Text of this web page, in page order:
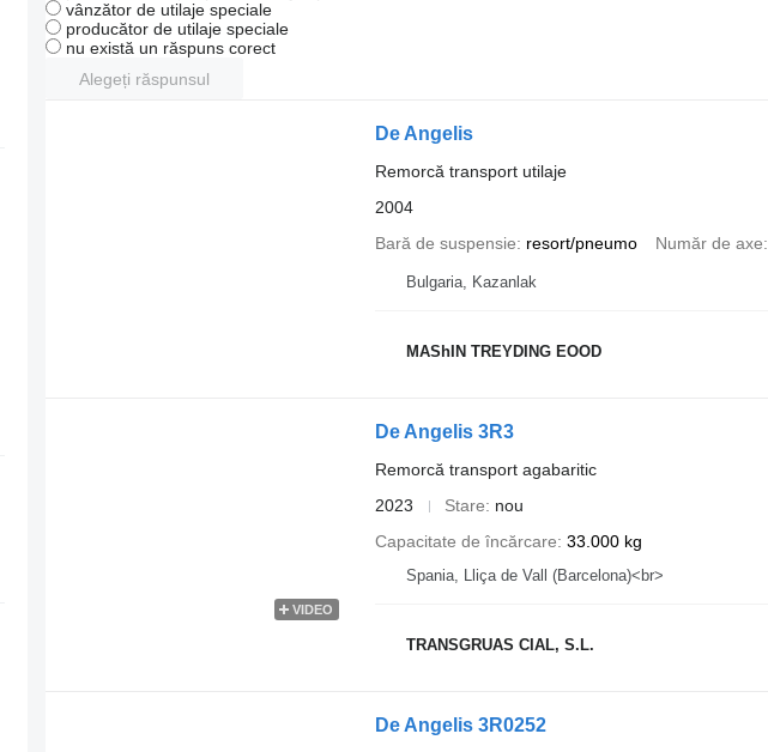
vânzător de utilaje speciale
producător de utilaje speciale
nu există un răspuns corect
Alegeți răspunsul
De Angelis
Remorcă transport utilaje
2004
Bară de suspensie
resort/pneumo Număr de axe
Bulgaria, Kazanlak
MAShIN TREYDING EOOD
VIDEO
De Angelis 3R3
Remorcă transport agabaritic
2023
Stare
nou
Capacitate de încărcare 33.000 kg
Spania, Lliça de Vall (Barcelona)<br>
TRANSGRUAS CIAL, S.L.
De Angelis 3R0252